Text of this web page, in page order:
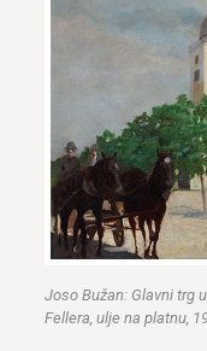
Joso Bužan: Glavni trg
Fellera, ulje na platnu,